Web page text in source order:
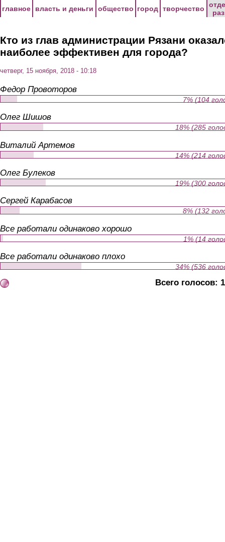
главное власть и деньги общество город творчество
Кто из глав администрации Рязани
наиболее эффективен для города?
четверг, 15 ноября, 2018 - 10:18
Федор Провоторов
7% (104
Олег Шишов
18% (285
Виталий Артемов
14% (214
Олег Булеков
19% (300
Сергей Карабасов
8% (132
Все работали одинаково хорошо
1% (14
Все работали одинаково плохо
34% (536
Всего голосов: